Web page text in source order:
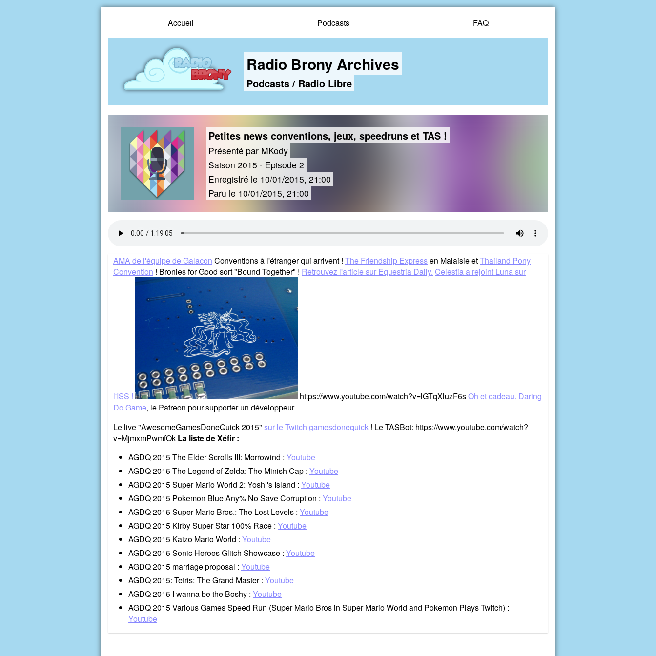
Accueil Podcasts FAQ
Radio Brony Archives
Podcasts / Radio Libre
Petites news conventions, jeux, speedruns et TAS !
Présenté par MKody
Saison 2015 - Episode 2
Enregistré le 10/01/2015, 21:00
Paru le 10/01/2015, 21:00
AMA de l'équipe de Galacon Conventions à l'étranger qui arrivent ! The Friendship Expressen Malaisie etThailand Pony
Convention ! Bronies for Good sort "Bound Together" ! Retrouvez l'article sur Equestria Daily. Celestia a rejoint Luna sur
l'ISS ! https://www.youtube.com/watch?v=lGTqXluzF6sOh et cadeau. Daring
Do Game, le Patreon pour supporter un développeur.
Le live "AwesomeGamesDoneQuick 2015" sur le Twitch gamesdonequick ! Le TASBot: https://www.youtube.com/watch?
v=MjmxmPwmfOk La liste de Xéfir :
AGDQ 2015 The Elder Scrolls III: Morrowind : Youtube
AGDQ 2015 The Legend of Zelda: The Minish Cap : Youtube
AGDQ 2015 Super Mario World 2: Yoshi's Island : Youtube
AGDQ 2015 Pokemon Blue Any% No Save Corruption : Youtube
AGDQ 2015 Super Mario Bros.: The Lost Levels : Youtube
AGDQ 2015 Kirby Super Star 100% Race : Youtube
AGDQ 2015 Kaizo Mario World : Youtube
AGDQ 2015 Sonic Heroes Glitch Showcase : Youtube
AGDQ 2015 marriage proposal : Youtube
AGDQ 2015: Tetris: The Grand Master : Youtube
AGDQ 2015 I wanna be the Boshy : Youtube
AGDQ 2015 Various Games Speed Run (Super Mario Bros in Super Mario World and Pokemon Plays Twitch) :
Youtube